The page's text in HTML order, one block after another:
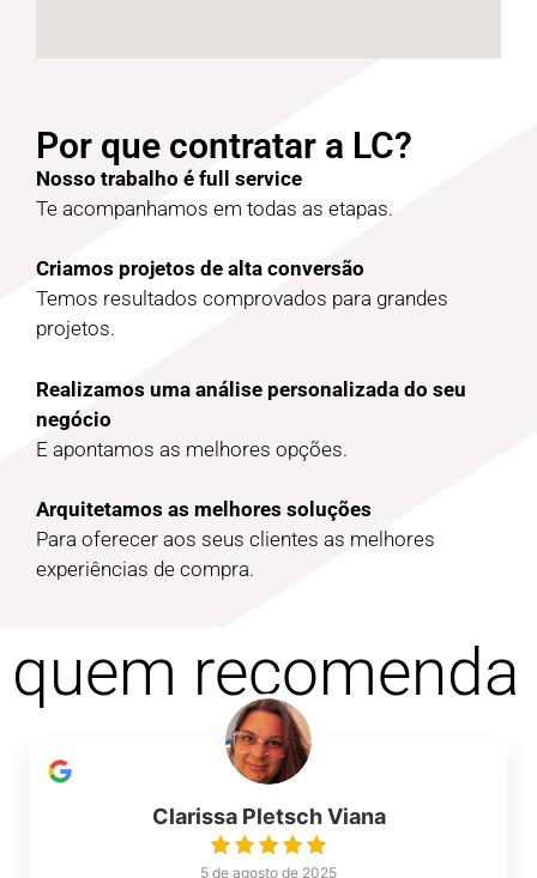
Por que contratar a LC?
Nosso trabalho é full service
Te acompanhamos em todas as etapas.
Criamos projetos de alta conversão
Temos resultados comprovados para grandes
projetos.
Realizamos uma análise personalizada do seu
negócio
E apontamos as melhores opções.
Arquitetamos as melhores soluções
Para oferecer aos seus clientes as melhores
experiências de compra.
quem recomenda
Clarissa Pletsch Viana
5 de agosto de 2025